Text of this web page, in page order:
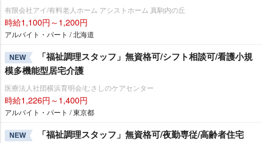
有限会社アイ/有料老人ホーム アシストホーム 真駒内の丘
時給1,100円～1,200円
アルバイト・パート / 北海道
NEW
「福祉調理スタッフ」無資格可/シフト相談可/看護小規
模多機能型居宅介護
医療法人社団横浜育明会/むさしのケアセンター
時給1,226円～1,400円
アルバイト・パート / 東京都
NEW 「福祉調理スタッフ」無資格可/夜勤専従/高齢者住宅